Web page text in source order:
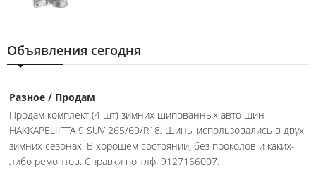
Объявления сегодня
Разное / Продам
Продам комплект (4 шт) зимних шипованных авто шин
HAKKAPELIITTA 9 SUV 265/60/R18. Шины использовались в двух
зимних сезонах. В хорошем состоянии, без проколов и каких-
либо ремонтов. Справки по тлф: 9127166007.